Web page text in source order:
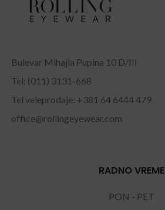
Bulevar Mihajla Pupina 10 D/III
Tel: (011) 3131-668
Tel veleprodaje: +381 64 6444 479
office@rollingeyewear.com
RADNO VREME
PON - PET